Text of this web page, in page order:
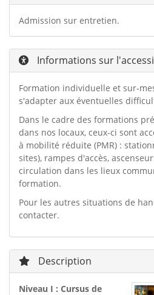
Admission sur entretien.
Informations sur
Formation individuelle et sur-
s'adapter aux éventuelles
Dans le cadre des formations
dans nos locaux, ceux-ci sont
à mobilité réduite (PMR) :
sites), rampes d'accès,
circulation dans les lieux
formation.
Pour les autres situations de
contacter.
Description
Niveau I : Cursus de